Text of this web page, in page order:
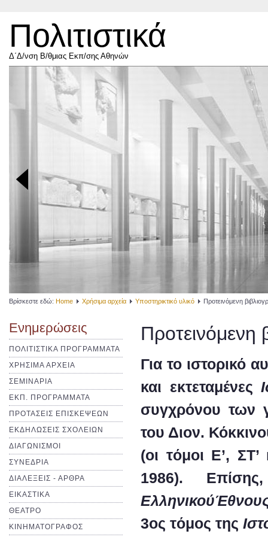
Πολιτιστικά
Δ΄Δ/νση Β/θμιας Εκπ/σης Αθηνών
Βρίσκεστε εδώ: Home Χρήσιμα αρχεία Υποστηρικτικό υλικό Προτεινόμενη
Ενημερώσεις
ΠΟΛΙΤΙΣΤΙΚΑ ΠΡΟΓΡΑΜΜΑΤΑ
ΧΡΗΣΙΜΑ ΑΡΧΕΙΑ
ΣΕΜΙΝΑΡΙΑ
ΕΚΠ. ΠΡΟΓΡΑΜΜΑΤΑ
ΠΡΟΤΑΣΕΙΣ ΕΠΙΣΚΕΨΕΩΝ
ΕΚΔΗΛΩΣΕΙΣ ΣΧΟΛΕΙΩΝ
ΔΙΑΓΩΝΙΣΜΟΙ
ΣΥΝΕΔΡΙΑ
ΔΙΑΛΕΞΕΙΣ - ΑΡΘΡΑ
ΕΙΚΑΣΤΙΚΑ
ΘΕΑΤΡΟ
ΚΙΝΗΜΑΤΟΓΡΑΦΟΣ
Προτεινόμενη
Για το ιστορικό
και εκτεταμένες
συγχρόνου των
του Διον.
(οι τόμοι Ε’,
1986).
Ελληνικού
3ος τόμος της